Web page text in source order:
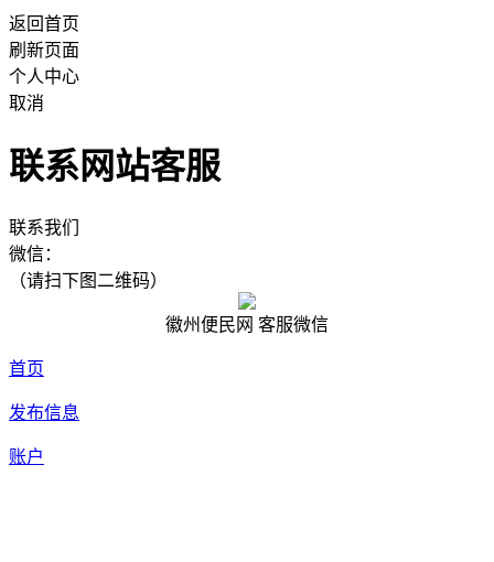
返回首页
刷新页面
个人中心
取消
联系网站客服
联系我们
微信：
（请扫下图二维码）
徽州便民网 客服微信
首页
发布信息
账户